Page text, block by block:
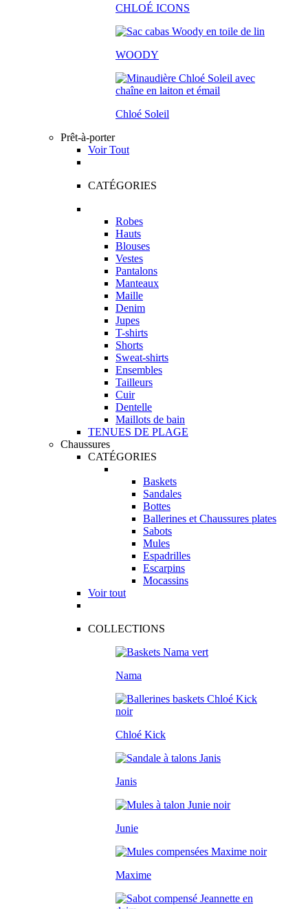
CHLOÉ ICONS
WOODY
Chloé Soleil
Prêt-à-porter
Voir Tout
CATÉGORIES
Robes
Hauts
Blouses
Vestes
Pantalons
Manteaux
Maille
Denim
Jupes
T-shirts
Shorts
Sweat-shirts
Ensembles
Tailleurs
Cuir
Dentelle
Maillots de bain
TENUES DE PLAGE
Chaussures
CATÉGORIES
Baskets
Sandales
Bottes
Ballerines et Chaussures plates
Sabots
Mules
Espadrilles
Escarpins
Mocassins
Voir tout
COLLECTIONS
Nama
Chloé Kick
Janis
Junie
Maxime